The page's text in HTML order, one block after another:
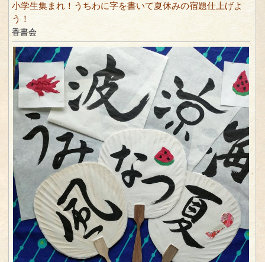
小学生集まれ！うちわに字を書いて夏休みの宿題仕上げよ
う！
香書会